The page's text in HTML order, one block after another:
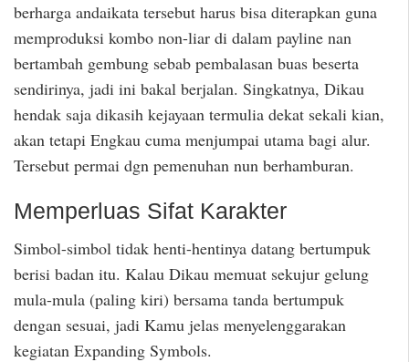
berharga andaikata tersebut harus bisa diterapkan guna
memproduksi kombo non-liar di dalam payline nan
bertambah gembung sebab pembalasan buas beserta
sendirinya, jadi ini bakal berjalan. Singkatnya, Dikau
hendak saja dikasih kejayaan termulia dekat sekali kian,
akan tetapi Engkau cuma menjumpai utama bagi alur.
Tersebut permai dgn pemenuhan nun berhamburan.
Memperluas Sifat Karakter
Simbol-simbol tidak henti-hentinya datang bertumpuk
berisi badan itu. Kalau Dikau memuat sekujur gelung
mula-mula (paling kiri) bersama tanda bertumpuk
dengan sesuai, jadi Kamu jelas menyelenggarakan
kegiatan Expanding Symbols.